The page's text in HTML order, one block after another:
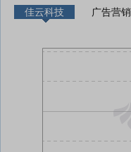
佳云科技 广告营销